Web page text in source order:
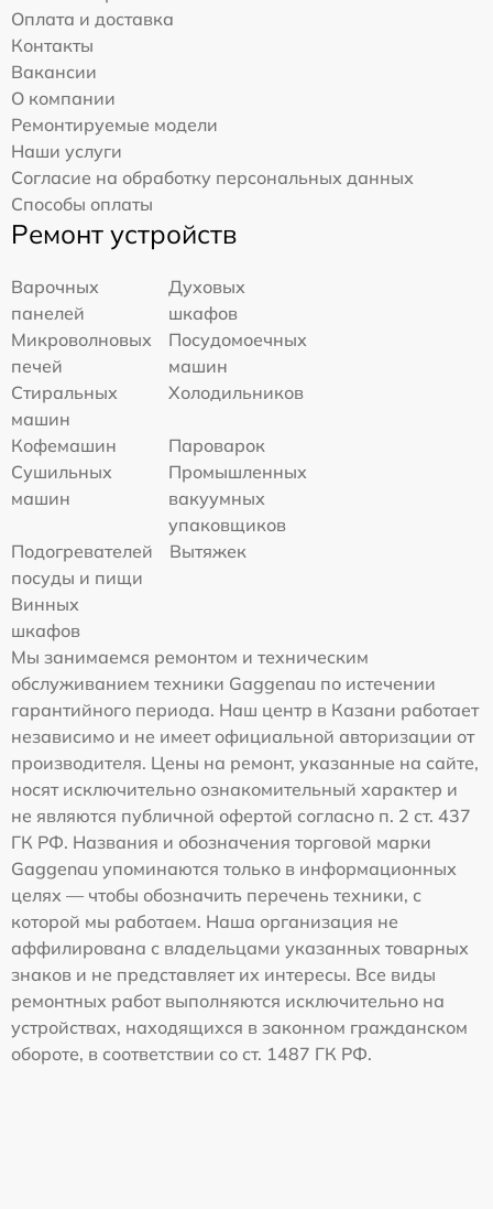
Оплата и доставка
Контакты
Вакансии
О компании
Ремонтируемые модели
Наши услуги
Согласие на обработку персональных данных
Способы оплаты
Ремонт устройств
Варочных
панелей
Духовых
шкафов
Микроволновых
печей
Посудомоечных
машин
Стиральных
машин
Холодильников
Кофемашин
Пароварок
Сушильных
машин
Промышленных
вакуумных
упаковщиков
Подогревателей
посуды и пищи
Вытяжек
Винных
шкафов
Мы занимаемся ремонтом и техническим
обслуживанием техники Gaggenau по истечении
гарантийного периода. Наш центр в Казани работает
независимо и не имеет официальной авторизации от
производителя. Цены на ремонт, указанные на сайте,
носят исключительно ознакомительный характер и
не являются публичной офертой согласно п. 2 ст. 437
ГК РФ. Названия и обозначения торговой марки
Gaggenau упоминаются только в информационных
целях — чтобы обозначить перечень техники, с
которой мы работаем. Наша организация не
аффилирована с владельцами указанных товарных
знаков и не представляет их интересы. Все виды
ремонтных работ выполняются исключительно на
устройствах, находящихся в законном гражданском
обороте, в соответствии со ст. 1487 ГК РФ.